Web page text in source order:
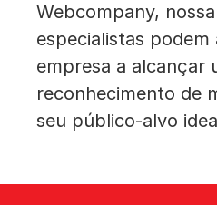
Webcompany,
especialistas podem
empresa a alcançar
reconhecimento de
seu público-alvo